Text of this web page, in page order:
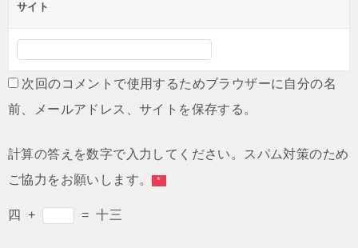
サイト
次回のコメントで使用するためブラウザーに自分の名
前、メールアドレス、サイトを保存する。
計算の答えを数字で入力してください。スパム対策のため
ご協力をお願いします。 *
四 + = 十三